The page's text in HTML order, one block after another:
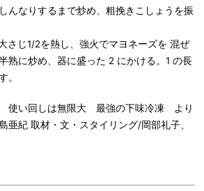
んなりするまで炒め、粗挽きこしょうを振
さじ1/2を熱し、強火でマヨネーズを 混ぜ
熟に炒め、器に盛った 2 にかける。1 の長
。
使い回しは無限大 最強の下味冷凍 より
亜紀 取材・文・スタイリング/岡部礼子、